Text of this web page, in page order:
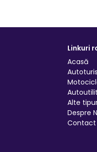
Linkuri
Acasă
Alte
Despre
Contact